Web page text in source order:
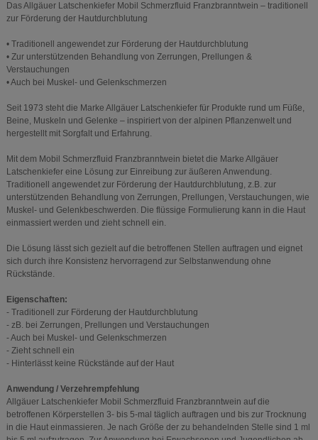
Das Allgäuer Latschenkiefer Mobil Schmerzfluid Franzbranntwein – traditionell
zur Förderung der Hautdurchblutung
• Traditionell angewendet zur Förderung der Hautdurchblutung
• Zur unterstützenden Behandlung von Zerrungen, Prellungen &
Verstauchungen
• Auch bei Muskel- und Gelenkschmerzen
Seit 1973 steht die Marke Allgäuer Latschenkiefer für Produkte rund um Füße,
Beine, Muskeln und Gelenke – inspiriert von der alpinen Pflanzenwelt und
hergestellt mit Sorgfalt und Erfahrung.
Mit dem Mobil Schmerzfluid Franzbranntwein bietet die Marke Allgäuer
Latschenkiefer eine Lösung zur Einreibung zur äußeren Anwendung.
Traditionell angewendet zur Förderung der Hautdurchblutung, z.B. zur
unterstützenden Behandlung von Zerrungen, Prellungen, Verstauchungen, wie
Muskel- und Gelenkbeschwerden. Die flüssige Formulierung kann in die Haut
einmassiert werden und zieht schnell ein.
Die Lösung lässt sich gezielt auf die betroffenen Stellen auftragen und eignet
sich durch ihre Konsistenz hervorragend zur Selbstanwendung ohne
Rückstände.
Eigenschaften:
- Traditionell zur Förderung der Hautdurchblutung
- zB. bei Zerrungen, Prellungen und Verstauchungen
- Auch bei Muskel- und Gelenkschmerzen
- Zieht schnell ein
- Hinterlässt keine Rückstände auf der Haut
Anwendung / Verzehrempfehlung
Allgäuer Latschenkiefer Mobil Schmerzfluid Franzbranntwein auf die
betroffenen Körperstellen 3- bis 5-mal täglich auftragen und bis zur Trocknung
in die Haut einmassieren. Je nach Größe der zu behandelnden Stelle sind 1 ml